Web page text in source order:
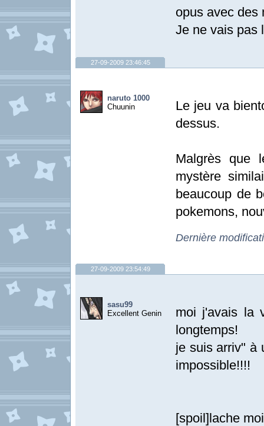
opus avec des
Je ne vais pas
27-09-2009 23:46:45
naruto 1000
Chuunin
Le jeu va
dessus.
Malgrès que
mystère
beaucoup de
pokemons,
Dernière
27-09-2009 23:54:49
sasu99
Excellent Genin
moi j'avais la
longtemps!
je suis arriv" à
impossible!!!!
[spoil]lache